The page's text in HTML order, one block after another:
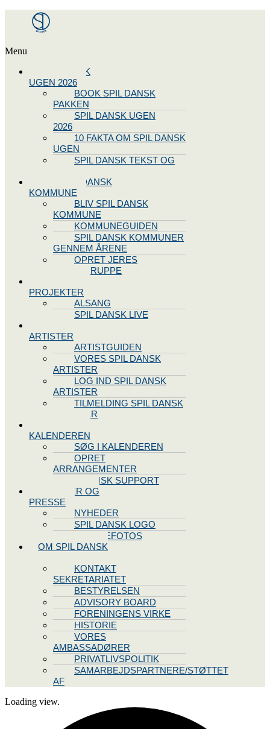
Menu
SPIL DANSK
UGEN 2026
BOOK SPIL DANSK
PAKKEN
SPIL DANSK UGEN
2026
10 FAKTA OM SPIL DANSK
UGEN
SPIL DANSK TEKST OG
BLIV SPIL DANSK
KOMMUNE
BLIV SPIL DANSK
KOMMUNE
KOMMUNEGUIDEN
SPIL DANSK KOMMUNER
GENNEM ÅRENE
OPRET JERES
STYREGRUPPE
PROJEKTER
ALSANG
SPIL DANSK LIVE
ARTISTER
ARTISTGUIDEN
VORES SPIL DANSK
ARTISTER
LOG IND SPIL DANSK
ARTISTER
TILMELDING SPIL DANSK
ARTISTER
KALENDEREN
SØG I KALENDEREN
OPRET
ARRANGEMENTER
TEKNISK SUPPORT
NYHEDER OG
PRESSE
NYHEDER
SPIL DANSK LOGO
PRESSEFOTOS
OM SPIL DANSK
KONTAKT
SEKRETARIATET
BESTYRELSEN
ADVISORY BOARD
FORENINGENS VIRKE
HISTORIE
VORES
AMBASSADØRER
PRIVATLIVSPOLITIK
SAMARBEJDSPARTNERE/STØTTET
AF
Loading view.